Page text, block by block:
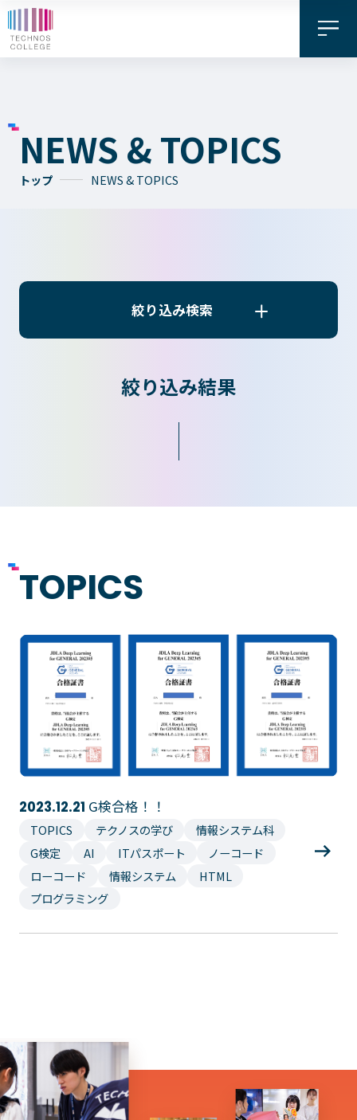
パンフレット
地域の
皆さまへ
テクノスカレッジの学びの特長
卒後ビジョン
4つの学びのプラン
大学コース
TECHNOSゼミ
グローバルラーニング
ビジネスパーク
学院のご紹介
建学の精神・学院長挨拶
教育方針
沿革（学院の歴史）
動画で見るテクノスカレッ
学科一覧
WEBエントリー・WEB出願
声優・演劇科
ゲームクリエーター科
アニメ・マンガ科
ビジネス情報科
NEWS & TOPICS
トップ NEWS & TOPICS
絞り込み検索
絞り込み結果
TOPICS
2023.12.21 G検合格！！
TOPICS テクノスの学び
情報システム科
G検定
AI ITパスポート
ノーコード
ローコード
情報システム
HTML
プログラミング